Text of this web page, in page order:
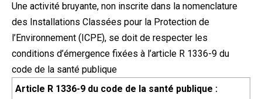
Une activité bruyante, non inscrite dans la nomenclature
des Installations Classées pour la Protection de
l’Environnement (ICPE), se doit de respecter les
conditions d’émergence fixées à l’article R 1336-9 du
code de la santé publique
Article R 1336-9 du code de la santé publique :